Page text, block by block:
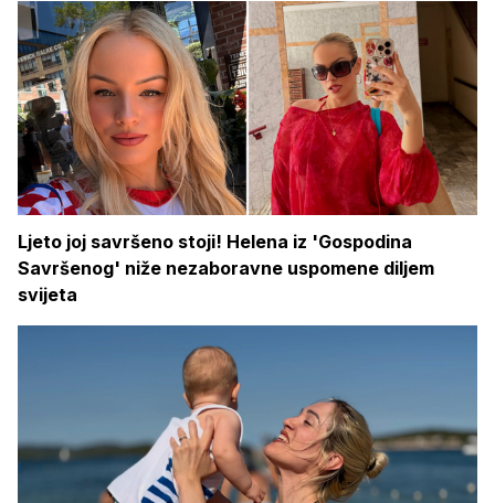
Ljeto joj savršeno stoji! Helena iz 'Gospodina
Savršenog' niže nezaboravne uspomene diljem
svijeta